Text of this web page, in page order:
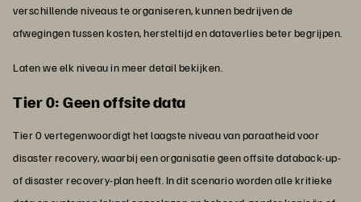
verschillende niveaus te organiseren, kunnen bedrijven de
afwegingen tussen kosten, hersteltijd en dataverlies beter begrijpen.
Laten we elk niveau in meer detail bekijken.
Tier 0: Geen offsite data
Tier 0 vertegenwoordigt het laagste niveau van paraatheid voor
disaster recovery, waarbij een organisatie geen offsite databack-up-
of disaster recovery-plan heeft. In dit scenario worden alle kritieke